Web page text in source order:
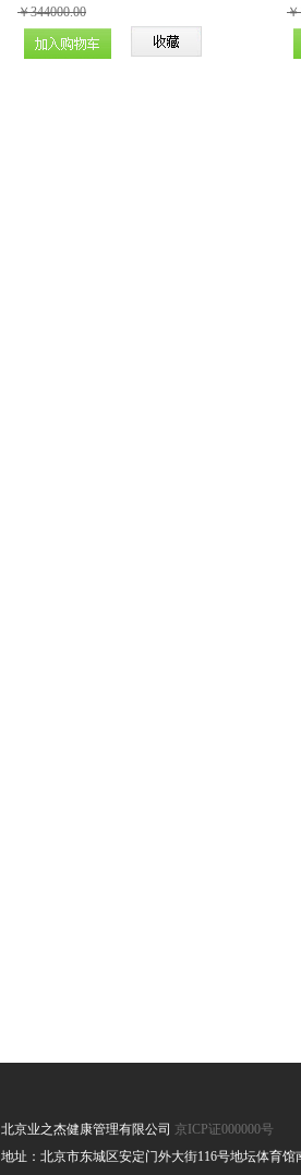
￥344000.00
北京业之杰健康管理有限公司 京ICP证000000号
地址：北京市东城区安定门外大街116号地坛体育馆